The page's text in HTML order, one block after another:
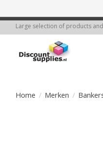
Large selection of products
Home / Merken /
←